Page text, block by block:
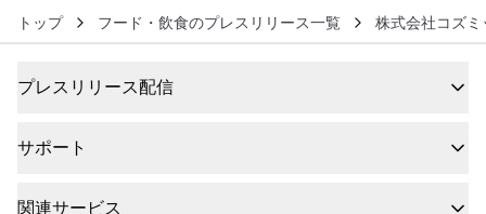
トップ フード・飲食のプレスリリース一覧 株式会社コズ
プレスリリース配信
サポート
関連サービス